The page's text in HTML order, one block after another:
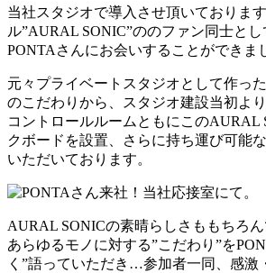
当社スタジオで導入させ頂いておりま
ル”AURAL SONIC”ののファン同士とし
PONTAさんにお会いすることができま
元々プライベートスタジオとして作っ
のこだわりから、スタジオ建設当初よ
コントロールルームともにこのAURAL
クボードを設置、さらに持ち運び可能
いただいております。
AURAL SONICの素晴らしさももちろ
あらゆるモノに対する”こだわり”を
く”語っていただき…参加者一同、感激